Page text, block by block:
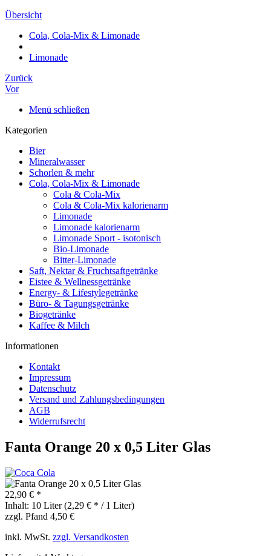
Übersicht
Cola, Cola-Mix & Limonade
Limonade
Zurück
Vor
Menü schließen
Kategorien
Bier
Mineralwasser
Schorlen & mehr
Cola, Cola-Mix & Limonade
Cola & Cola-Mix
Cola & Cola-Mix kalorienarm
Limonade
Limonade kalorienarm
Limonade Sport - isotonisch
Bio-Limonade
Bitter-Limonade
Saft, Nektar & Fruchtsaftgetränke
Eistee & Wellnessgetränke
Energy- & Lifestylegetränke
Büro- & Tagungsgetränke
Biogetränke
Kaffee & Milch
Informationen
Kontakt
Impressum
Datenschutz
Versand und Zahlungsbedingungen
AGB
Widerrufsrecht
Fanta Orange 20 x 0,5 Liter Glas
22,90 € *
Inhalt: 10 Liter (2,29 € * / 1 Liter)
zzgl. Pfand 4,50 €
inkl. MwSt. zzgl. Versandkosten